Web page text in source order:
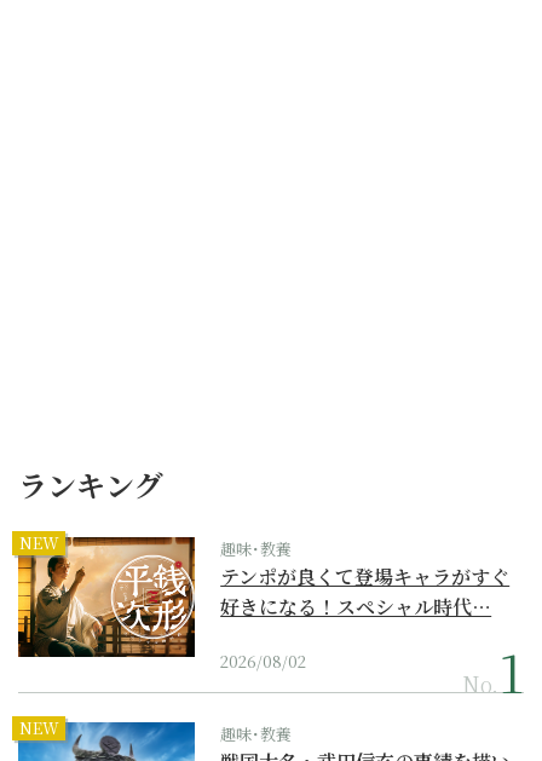
ランキング
NEW 趣味･教養
テンポが良くて登場キャラがすぐ
好きになる！スペシャル時代…
2026/08/02
No.
NEW 趣味･教養